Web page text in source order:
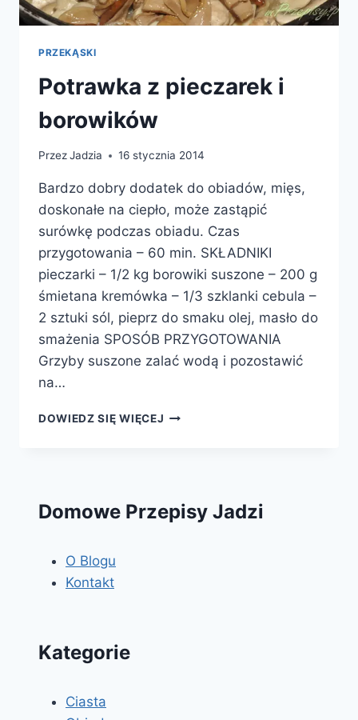
PRZEKĄSKI
Potrawka z pieczarek i
borowików
PrzezJadzia 16 stycznia 2014
Bardzo dobry dodatek do obiadów, mięs,
doskonałe na ciepło, może zastąpić
surówkę podczas obiadu. Czas
przygotowania – 60 min. SKŁADNIKI
pieczarki – 1/2 kg borowiki suszone – 200 g
śmietana kremówka – 1/3 szklanki cebula –
2 sztuki sól, pieprz do smaku olej, masło do
smażenia SPOSÓB PRZYGOTOWANIA
Grzyby suszone zalać wodą i pozostawić
na…
DOWIEDZ SIĘ WIĘCEJ POTRAWKA
Domowe Przepisy Jadzi
O Blogu
Kontakt
Kategorie
Ciasta